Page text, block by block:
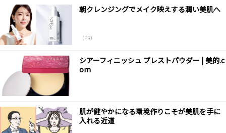
朝クレンジングでメイク映えする潤い美肌へ
（PR）
シアーフィニッシュ プレストパウダー | 美的.c
om
肌が健やかになる環境作りこそが美肌を手に
入れる近道